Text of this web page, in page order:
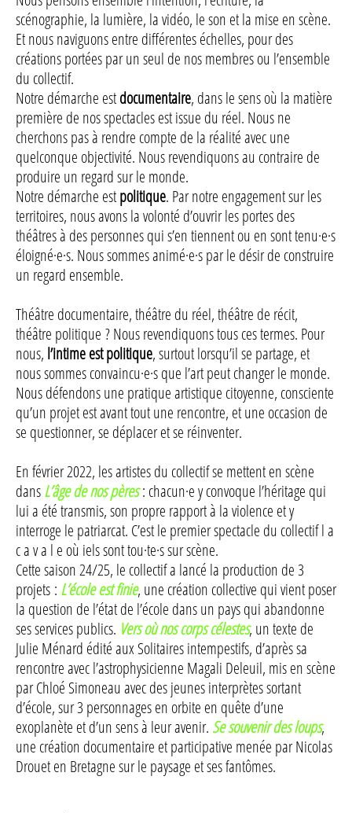
scénographie, la lumière, la vidéo, le son et la mise en scène.
Et nous naviguons entre différentes échelles, pour des
créations portées par un seul de nos membres ou l’ensemble
du collectif.
Notre démarche estdocumentaire, dans le sens où la matière
première de nos spectacles est issue du réel. Nous ne
cherchons pas à rendre compte de la réalité avec une
quelconque objectivité. Nous revendiquons au contraire de
produire un regard sur le monde.
Notre démarche estpolitique. Par notre engagement sur les
territoires, nous avons la volonté d’ouvrir les portes des
théâtres à des personnes qui s’en tiennent ou en sont tenu·e·s
éloigné·e·s. Nous sommes animé·e·s par le désir de construire
un regard ensemble.
Théâtre documentaire, théâtre du réel, théâtre de récit,
théâtre politique ? Nous revendiquons tous ces termes. Pour
nous, l’intime est politique, surtout lorsqu’il se partage, et
nous sommes convaincu·e·s que l’art peut changer le monde.
Nous défendons une pratique artistique citoyenne, consciente
qu’un projet est avant tout une rencontre, et une occasion de
se questionner, se déplacer et se réinventer.
En février 2022, les artistes du collectif se mettent en scène
dansL’âge de nos pères: chacun·e y convoque l’héritage qui
lui a été transmis, son propre rapport à la violence et y
interroge le patriarcat. C’est le premier spectacle du collectif l a
c a v a l e où iels sont tou·te·s sur scène.
Cette saison 24/25, le collectif a lancé la production de 3
projets : L’école est finie, une création collective qui vient poser
la question de l’état de l’école dans un pays qui abandonne
ses services publics. Vers où nos corps célestes, un texte de
Julie Ménard édité aux Solitaires intempestifs, d’après sa
rencontre avec l’astrophysicienne Magali Deleuil, mis en scène
par Chloé Simoneau avec des jeunes interprètes sortant
d’école, sur 3 personnages en orbite en quête d’une
exoplanète et d’un sens à leur avenir. Se souvenir des loups,
une création documentaire et participative menée par Nicolas
Drouet en Bretagne sur le paysage et ses fantômes.